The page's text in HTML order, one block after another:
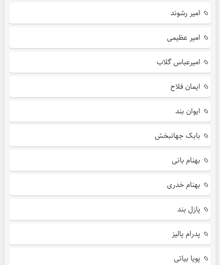
امیر رشوند
امیر عظیمی
امیرعباس گلاب
ایمان فلاح
ایوان بند
بابک جهانبخش
بهنام بانی
بهنام خدری
پازل بند
پدرام پالیز
پویا بیاتی